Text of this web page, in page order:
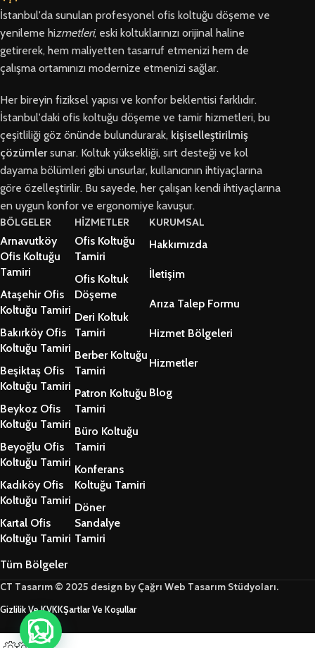
İstanbul'da sunulan profesyonel ofis koltuğu döşeme ve
yenileme hizmetleri, eski koltuklarınızı orijinal haline
getirerek, hem maliyetten tasarruf etmenizi hem de
çalışma ortamınızı modernize etmenizi sağlar.
Her bireyin fiziksel yapısı ve konfor beklentisi farklıdır.
İstanbul'daki ofis koltuğu döşeme ve tamir hizmetleri, bu
çeşitliliği göz önünde bulundurarak, kişiselleştirilmiş
çözümlersunar. Koltuk yüksekliği, sırt desteği ve kol
dayama bölümleri gibi unsurlar, kullanıcının ihtiyaçlarına
göre özelleştirilir. Bu sayede, her çalışan kendi ihtiyaçlarına
en uygun konfor ve ergonomiye kavuşur.
BÖLGELER
Arnavutköy
Ofis Koltuğu
Tamiri
Ataşehir Ofis
Koltuğu Tamiri
Bakırköy Ofis
Koltuğu Tamiri
Beşiktaş Ofis
Koltuğu Tamiri
Beykoz Ofis
Koltuğu Tamiri
Beyoğlu Ofis
Koltuğu Tamiri
Kadıköy Ofis
Koltuğu Tamiri
Kartal Ofis
Koltuğu Tamiri
Tüm Bölgeler
HİZMETLER
Ofis Koltuğu
Tamiri
Ofis Koltuk
Döşeme
Deri Koltuk
Tamiri
Berber Koltuğu
Tamiri
Patron Koltuğu
Tamiri
Büro Koltuğu
Tamiri
Konferans
Koltuğu Tamiri
Döner
Sandalye
Tamiri
KURUMSAL
Hakkımızda
İletişim
Arıza Talep Formu
Hizmet Bölgeleri
Hizmetler
Blog
CT Tasarım © 2025 design by Çağrı Web Tasarım Stüdyoları.
Gizlilik Ve KVKKŞartlar Ve Koşullar